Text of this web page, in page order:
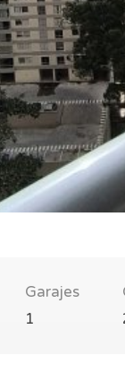
Garajes
1